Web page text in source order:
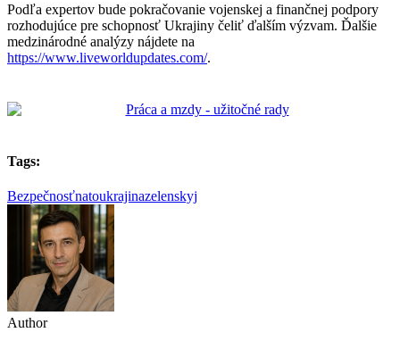
Podľa expertov bude pokračovanie vojenskej a finančnej podpory
rozhodujúce pre schopnosť Ukrajiny čeliť ďalším výzvam. Ďalšie
medzinárodné analýzy nájdete na
https://www.liveworldupdates.com/.
Tags:
Bezpečnosťnatoukrajinazelenskyj
Author